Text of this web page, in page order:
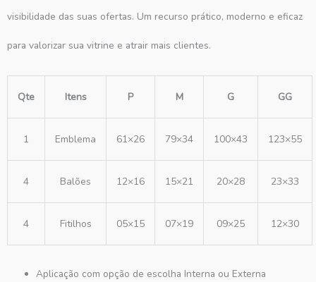
visibilidade das suas ofertas. Um recurso prático, moderno e eficaz
para valorizar sua vitrine e atrair mais clientes.
Qte Itens P M G GG
1 Emblema 61×26 79×34 100×43 123×55
4 Balões 12×16 15×21 20×28 23×33
4 Fitilhos 05×15 07×19 09×25 12×30
Aplicação com opção de escolha Interna ou Externa